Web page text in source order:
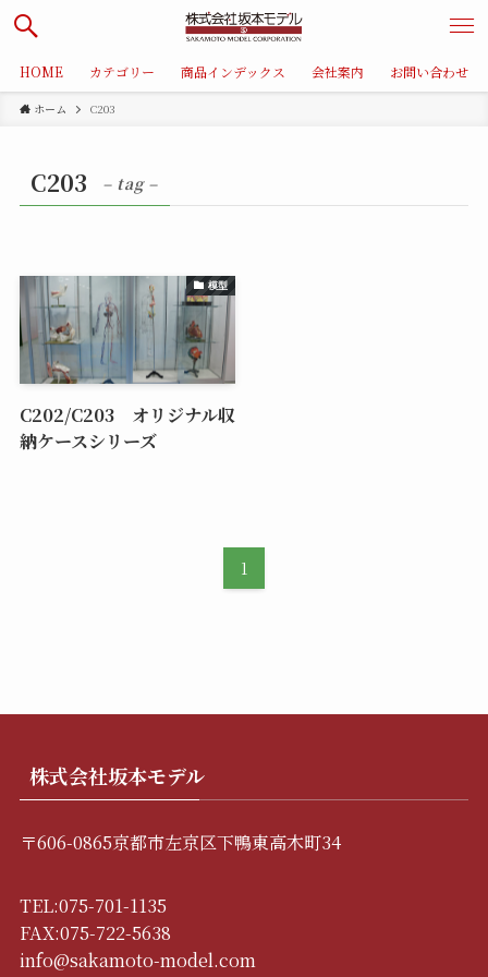
HOME カテゴリー 商品インデックス 会社案内 お問い合わせ
ホーム C203
C203 – tag –
模型
C202/C203 オリジナル収
納ケースシリーズ
1
株式会社坂本モデル
〒606-0865京都市左京区下鴨東高木町34
TEL:075-701-1135
FAX:075-722-5638
info@sakamoto-model.com